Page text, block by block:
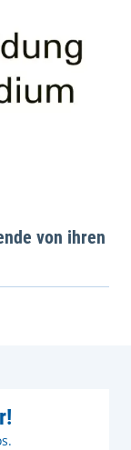
von ihren